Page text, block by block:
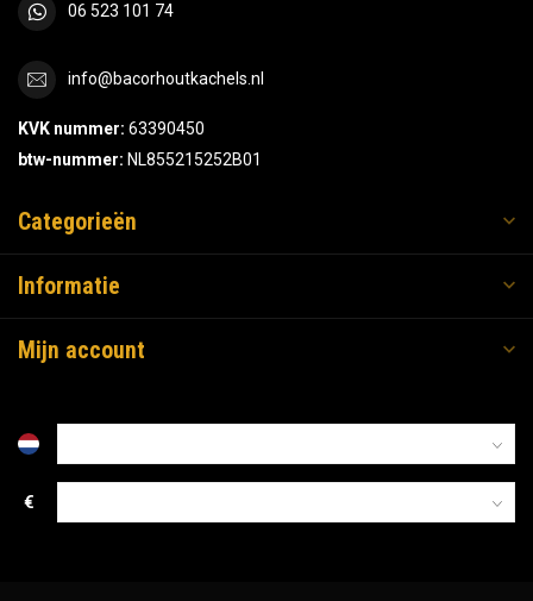
06 523 101 74
info@bacorhoutkachels.nl
KVK nummer: 63390450
btw-nummer: NL855215252B01
Categorieën
Informatie
Mijn account
€